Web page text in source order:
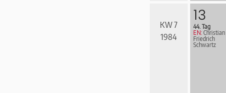
KW 7
1984
13
44. Tag
EN: Christian
Friedrich
Schwartz